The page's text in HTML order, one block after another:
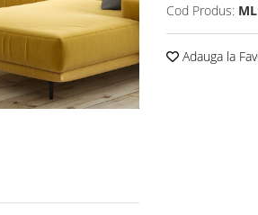
Cod Produs:
Adauga la